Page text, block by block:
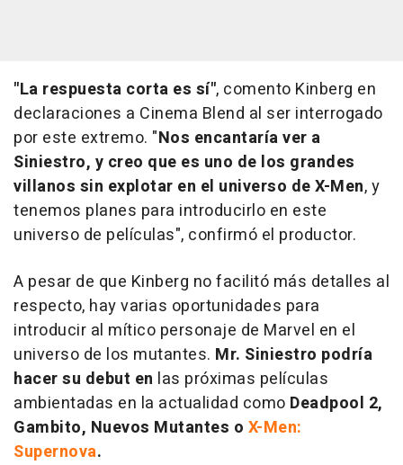
"La respuesta corta es sí", comento Kinberg en
declaraciones a Cinema Blend al ser interrogado
por este extremo. "Nos encantaría ver a
Siniestro, y creo que es uno de los grandes
villanos sin explotar en el universo de X-Men, y
tenemos planes para introducirlo en este
universo de películas", confirmó el productor.
A pesar de que Kinberg no facilitó más detalles al
respecto, hay varias oportunidades para
introducir al mítico personaje de Marvel en el
universo de los mutantes. Mr. Siniestro podría
hacer su debut en las próximas películas
ambientadas en la actualidad como Deadpool 2,
Gambito, Nuevos Mutantes o X-Men:
Supernova.